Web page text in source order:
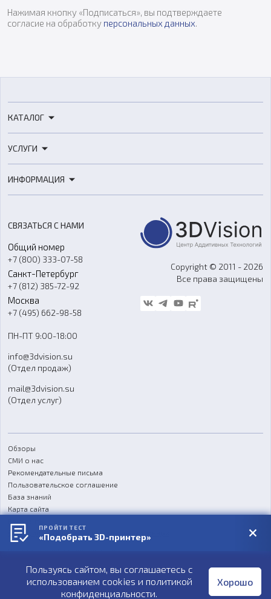
Нажимая кнопку «Подписаться», вы подтверждаете
согласие на обработку персональных данных.
КАТАЛОГ
3D-сканеры
Расходные материалы
Оборудование и материалы для вакуумного литья
Аксессуары и прочее оборудование
Программное обеспечение
УСЛУГИ
3D-моделирование
Ремонт и услуги
ИНФОРМАЦИЯ
О компании
Контакты
Гос. закупки
Стать дилером
Блог
FAQ
СВЯЗАТЬСЯ С НАМИ
Общий номер
+7 (800) 333-07-58
Санкт-Петербург
+7 (812) 385-72-92
Москва
+7 (495) 662-98-58
ПН-ПТ 9:00-18:00
info@3dvision.su
(Отдел продаж)
mail@3dvision.su
(Отдел услуг)
Copyright © 2011 - 2026
Все права защищены
Обзоры
СМИ о нас
Рекомендательные письма
Пользовательское соглашение
База знаний
Карта сайта
Согласие на обработку персональных данных
Публичная оферта
Пользуясь сайтом, вы соглашаетесь с
использованием cookies и политикой
конфиденциальности.
Хорошо
ПРОЙТИ ТЕСТ
«Подобрать 3D-принтер»